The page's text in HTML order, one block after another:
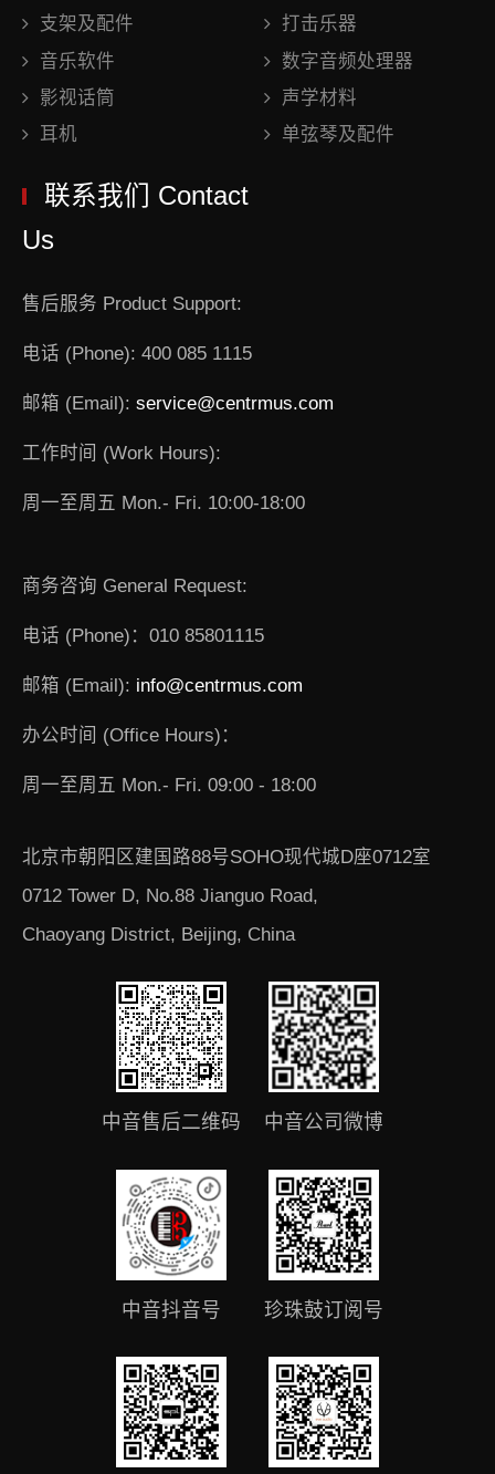
支架及配件
打击乐器
音乐软件
数字音频处理器
影视话筒
声学材料
耳机
单弦琴及配件
联系我们 Contact
Us
售后服务 Product Support:
电话 (Phone): 400 085 1115
邮箱 (Email): service@centrmus.com
工作时间 (Work Hours):
周一至周五 Mon.- Fri. 10:00-18:00
商务咨询 General Request:
电话 (Phone)：010 85801115
邮箱 (Email): info@centrmus.com
办公时间 (Office Hours)：
周一至周五 Mon.- Fri. 09:00 - 18:00
北京市朝阳区建国路88号SOHO现代城D座0712室
0712 Tower D, No.88 Jianguo Road,
Chaoyang District, Beijing, China
中音售后二维码 中音公司微博
中音抖音号 珍珠鼓订阅号